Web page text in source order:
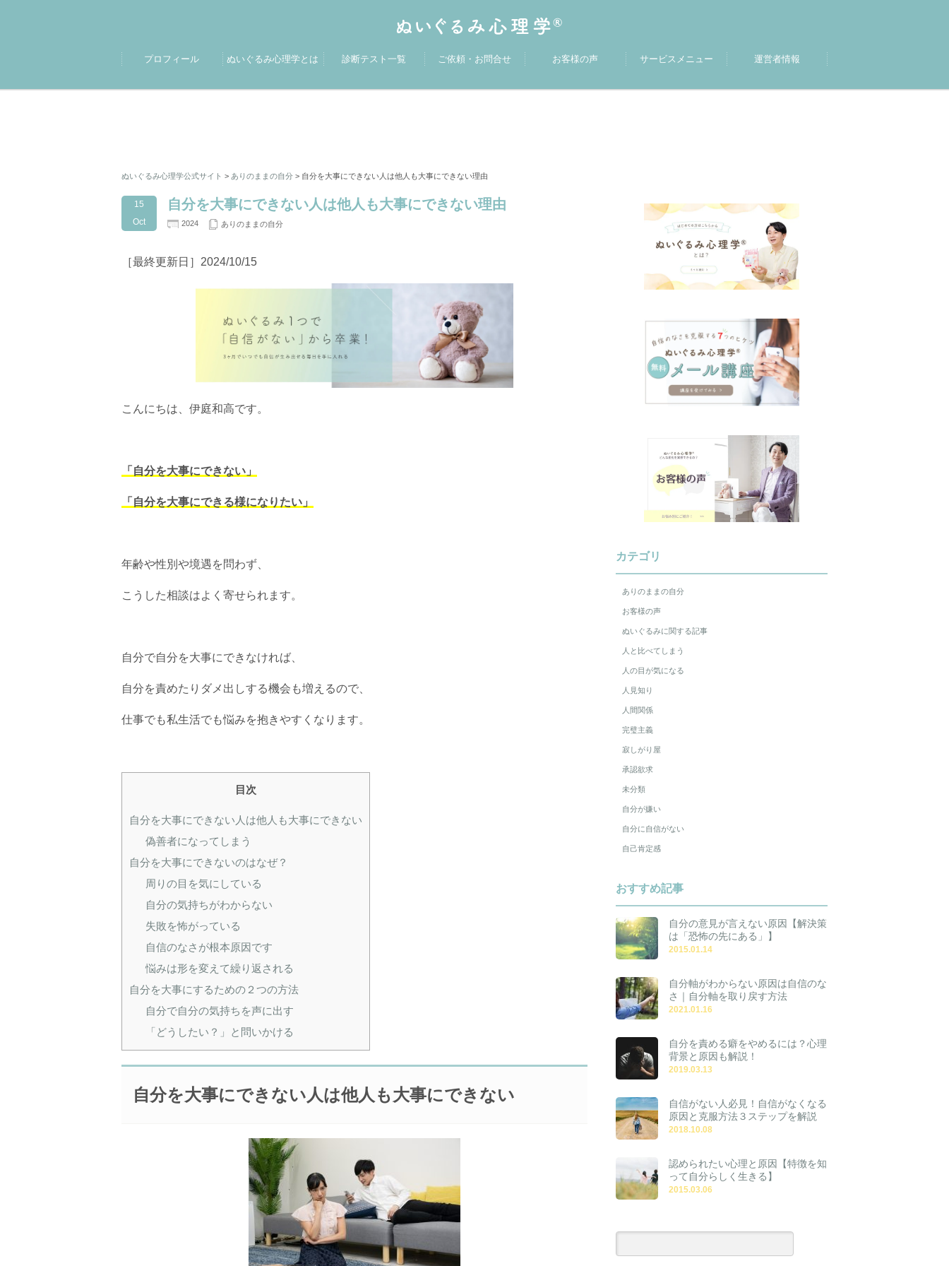
プロフィール ぬいぐるみ心理学とは 診断テスト一覧 ご依頼・お問合せ お客様の声 サービスメニュー 運営者情報
ぬいぐるみ心理学公式サイト > ありのままの自分 > 自分を大事にできない人は他人も大事にできない理由
15
Oct
自分を大事にできない人は他人も大事にできない理由
2024 ありのままの自分
［最終更新日］2024/10/15
こんにちは、伊庭和高です。
「自分を大事にできない」
「自分を大事にできる様になりたい」
年齢や性別や境遇を問わず、
こうした相談はよく寄せられます。
自分で自分を大事にできなければ、
自分を責めたりダメ出しする機会も増えるので、
仕事でも私生活でも悩みを抱きやすくなります。
目次
自分を大事にできない人は他人も大事にできない
偽善者になってしまう
自分を大事にできないのはなぜ？
周りの目を気にしている
自分の気持ちがわからない
失敗を怖がっている
自信のなさが根本原因です
悩みは形を変えて繰り返される
自分を大事にするための２つの方法
自分で自分の気持ちを声に出す
「どうしたい？」と問いかける
自分を大事にできない人は他人も大事にできない
カテゴリ
ありのままの自分
お客様の声
ぬいぐるみに関する記事
人と比べてしまう
人の目が気になる
人見知り
人間関係
完璧主義
寂しがり屋
承認欲求
未分類
自分が嫌い
自分に自信がない
自己肯定感
おすすめ記事
自分の意見が言えない原因【解決策
は「恐怖の先にある」】
2015.01.14
自分軸がわからない原因は自信のな
さ｜自分軸を取り戻す方法
2021.01.16
自分を責める癖をやめるには？心理
背景と原因も解説！
2019.03.13
自信がない人必見！自信がなくなる
原因と克服方法３ステップを解説
2018.10.08
認められたい心理と原因【特徴を知
って自分らしく生きる】
2015.03.06